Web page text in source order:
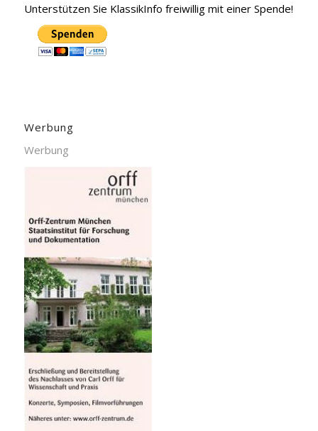
Unterstützen Sie KlassikInfo freiwillig mit einer Spende!
Werbung
Werbung